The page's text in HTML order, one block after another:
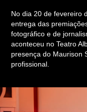
No dia 20 de fevereiro
entrega das
fotográfico e de
aconteceu no Teatro
presença do Maurison
profissional.